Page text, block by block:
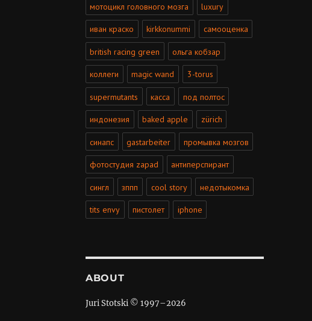
мотоцикл головного мозга luxury
иван краско kirkkonummi самооценка
british racing green ольга кобзар
коллеги magic wand 3-torus
supermutants касса под полтос
индонезия baked apple zürich
синапс gastarbeiter промывка мозгов
фотостудия zapad антиперспирант
сингл зппп cool story недотыкомка
tits envy пистолет iphone
ABOUT
Juri Stotski © 1997–2026